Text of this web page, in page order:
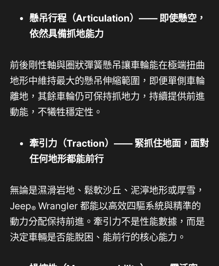
懸吊行程（Articulation） ——即使懸空，
依然具備抓地能力
前後剛性軸與圈狀彈簧懸吊讓車輪能在極端扭曲
地形中維持最大的懸吊伸縮範圍，即便單側車輪
離地，其餘車輪仍可保持抓地力，持續提供前進
動能，不犧牲穩定性。
牽引力（Traction） ——緊抓住地面，面對
任何地形都能前行
無論是濕滑岩地、鬆軟沙丘、泥濘地形或厚雪，
Jeep® Wrangler 都能以高效四驅系統與精準的
動力分配保持前進。牽引力不是性能數據，而是
決定車輛是否能脫困、能前行的核心能力。